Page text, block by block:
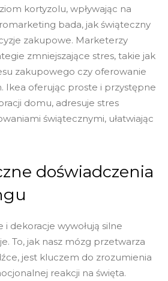
kortyzolu, wpływając na
bada, jak świąteczny
zakupowe. Marketerzy
zmniejszające stres, takie jak
zakupowego czy oferowanie
Ikea oferując proste i przystępne
domu, adresuje stres
świątecznymi, ułatwiając
doświadczenia
dekoracje wywołują silne
To, jak nasz mózg przetwarza
jest kluczem do zrozumienia
reakcji na święta.